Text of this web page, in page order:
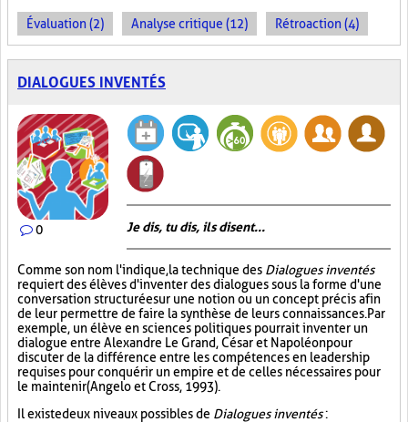
Évaluation (2) Analyse critique (12) Rétroaction (4)
DIALOGUES INVENTÉS
0 Je dis, tu dis, ils disent...
Comme son nom l'indique, la technique des Dialogues inventés
requiert des élèves d'inventer des dialogues sous la forme d'une
conversation structurée sur une notion ou un concept précis afin
de leur permettre de faire la synthèse de leurs connaissances. Par
exemple, un élève en sciences politiques pourrait inventer un
dialogue entre Alexandre Le Grand, César et Napoléon pour
discuter de la différence entre les compétences en leadership
requises pour conquérir un empire et de celles nécessaires pour
le maintenir (Angelo et Cross, 1993).
Il existe deux niveaux possibles de Dialogues inventés: